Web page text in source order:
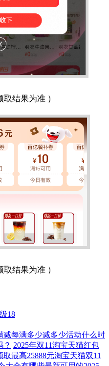
取结果为准 ）
取结果为准 ）
18
减每满多少减多少活动什么时
？ 2025年双11淘宝天猫红包
最高25888元淘宝天猫双11